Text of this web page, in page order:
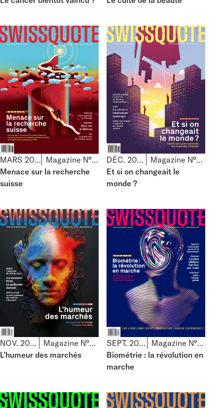
MARS 2024
Magazine N°85
Menace sur la recherche
suisse
DÉC. 2023
Magazine N°84
Et si on changeait le
monde ?
NOV. 2023
Magazine N°83
L’humeur des marchés
SEPT. 2023
Magazine N°82
Biométrie : la révolution en
marche